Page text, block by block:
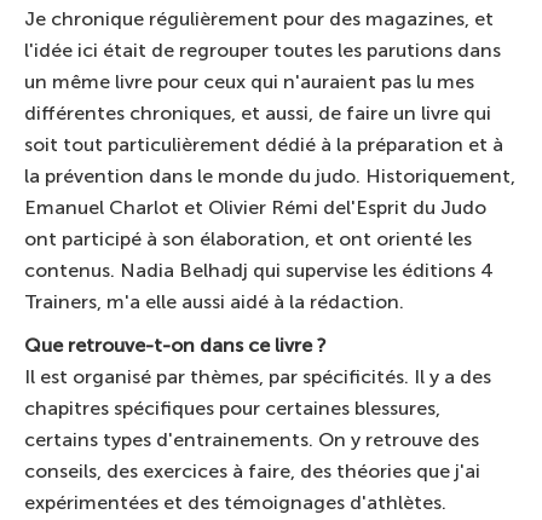
Je chronique régulièrement pour des magazines, et
l'idée ici était de regrouper toutes les parutions dans
un même livre pour ceux qui n'auraient pas lu mes
différentes chroniques, et aussi, de faire un livre qui
soit tout particulièrement dédié à la préparation et à
la prévention dans le monde du judo. Historiquement,
Emanuel Charlot et Olivier Rémi del'Esprit du Judo
ont participé à son élaboration, et ont orienté les
contenus. Nadia Belhadj qui supervise les éditions 4
Trainers, m'a elle aussi aidé à la rédaction.
Que retrouve-t-on dans ce livre ?
Il est organisé par thèmes, par spécificités. Il y a des
chapitres spécifiques pour certaines blessures,
certains types d'entrainements. On y retrouve des
conseils, des exercices à faire, des théories que j'ai
expérimentées et des témoignages d'athlètes.